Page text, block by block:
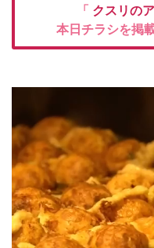
「 クスリの
本日チラシを掲